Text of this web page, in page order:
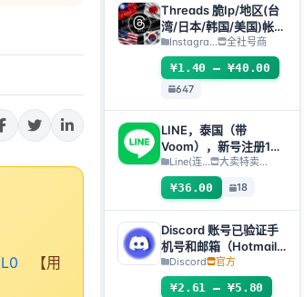
【用
Threads 脆Ip/地区(台
湾/日本/韩国/美国)帐
号-邮箱可自绑-ig 密码
可改｜Threads脆（新
号/月号/2025年脆号/
自选号）
Instagra... 全社号商
¥1.40 – ¥40.00
647
LINE，泰国（带
Voom），新号注册1天
+，扫码转移【自动发
货，所有库存均会完成
自动检测存活】
Line(连... 大卖特卖…
¥36.00 18
Discord 账号已验证手
机号和邮箱（Hotmail
Live）包含2FA和
Token
Discord 官方
¥2.61 – ¥5.80